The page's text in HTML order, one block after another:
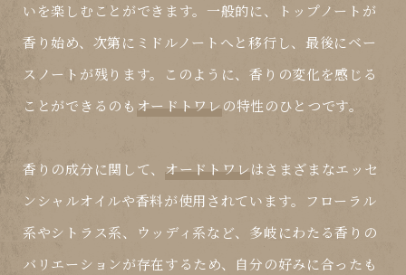
いを楽しむことができます。一般的に、トップノートが
香り始め、次第にミドルノートへと移行し、最後にベー
スノートが残ります。このように、香りの変化を感じる
ことができるのも オードトワレの特性のひとつです。
香りの成分に関して、 オードトワレはさまざまなエッセ
ンシャルオイルや香料が使用されています。フローラル
系やシトラス系、ウッディ系など、多岐にわたる香りの
バリエーションが存在するため、自分の好みに合ったも